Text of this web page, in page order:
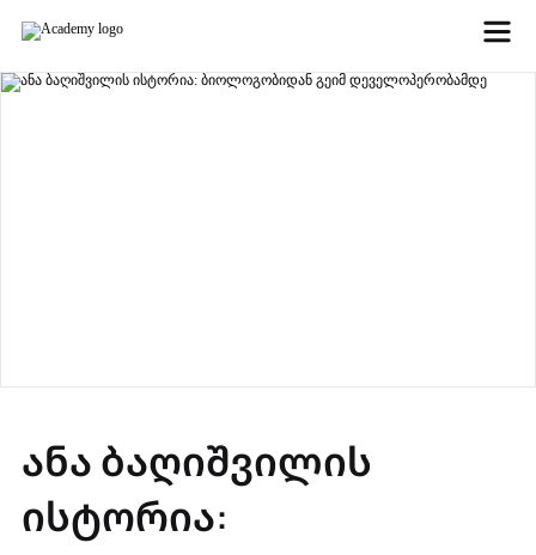
ანა ბაღიშვილის
ისტორია: